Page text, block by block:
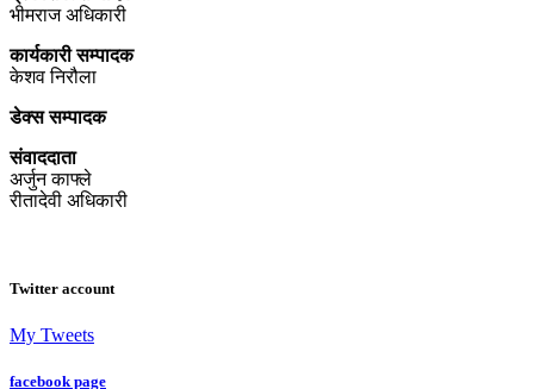
भीमराज अधिकारी
कार्यकारी सम्पादक
केशव निरौला
डेक्स सम्पादक
संवाददाता
अर्जुन काफ्ले
रीतादेवी अधिकारी
Twitter account
My Tweets
facebook page